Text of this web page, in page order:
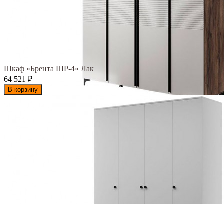
Шкаф «Брента ШР-4» Лак
64 521
₽
В корзину